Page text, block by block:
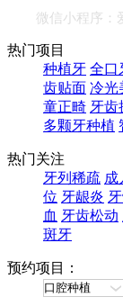
微信小程序：
热门项目
种植牙 全口
齿贴面 冷光
童正畸 牙齿
多颗牙种植
热门关注
牙列稀疏 成
位 牙龈炎
血 牙齿松动
斑牙
预约项目：